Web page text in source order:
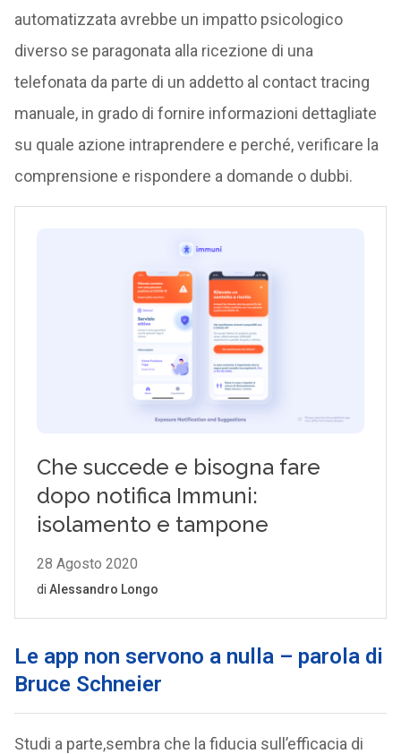
automatizzata avrebbe un impatto psicologico
diverso se paragonata alla ricezione di una
telefonata da parte di un addetto al contact tracing
manuale, in grado di fornire informazioni dettagliate
su quale azione intraprendere e perché, verificare la
comprensione e rispondere a domande o dubbi.
Le app non servono a nulla – parola di
Bruce Schneier
Studi a parte,sembra che la fiducia sull’efficacia di